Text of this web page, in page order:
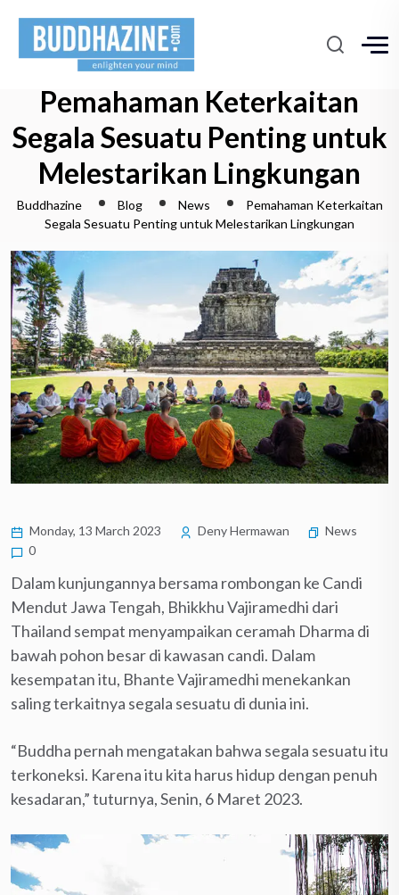
Pemahaman Keterkaitan
Segala Sesuatu Penting untuk
Melestarikan Lingkungan
Buddhazine Blog News
Pemahaman Keterkaitan
Segala Sesuatu Penting untuk Melestarikan Lingkungan
Monday, 13 March 2023 Deny Hermawan
News
0
Dalam kunjungannya bersama rombongan ke Candi
Mendut Jawa Tengah, Bhikkhu Vajiramedhi dari
Thailand sempat menyampaikan ceramah Dharma di
bawah pohon besar di kawasan candi. Dalam
kesempatan itu, Bhante Vajiramedhi menekankan
saling terkaitnya segala sesuatu di dunia ini.
“Buddha pernah mengatakan bahwa segala sesuatu itu
terkoneksi. Karena itu kita harus hidup dengan penuh
kesadaran,” tuturnya, Senin, 6 Maret 2023.